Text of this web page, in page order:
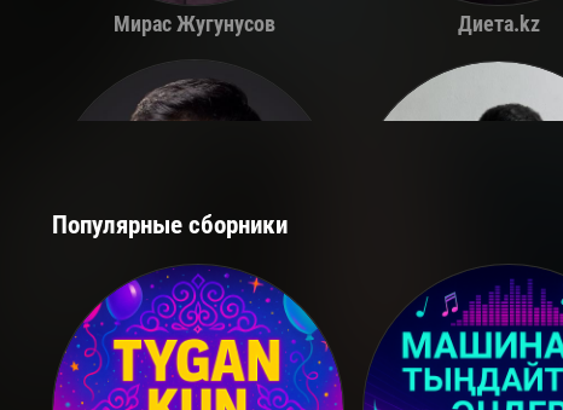
Мирас Жугунусов Диета.kz
Қуандық Рахым The Limba
Популярные сборники